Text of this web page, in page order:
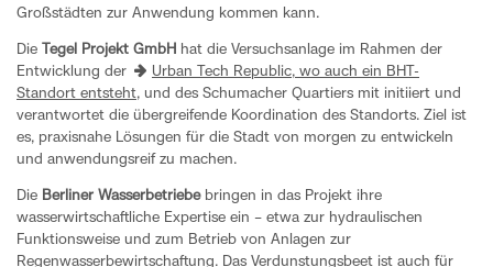
Großstädten zur Anwendung kommen kann.
Die Tegel Projekt GmbH hat die Versuchsanlage im Rahmen der
Entwicklung der
Urban Tech Republic, wo auch ein BHT-
Standort entsteht, und des Schumacher Quartiers mit initiiert und
verantwortet die übergreifende Koordination des Standorts. Ziel ist
es, praxisnahe Lösungen für die Stadt von morgen zu entwickeln
und anwendungsreif zu machen.
Die Berliner Wasserbetriebebringen in das Projekt ihre
wasserwirtschaftliche Expertise ein – etwa zur hydraulischen
Funktionsweise und zum Betrieb von Anlagen zur
Regenwasserbewirtschaftung. Das Verdunstungsbeet ist auch für